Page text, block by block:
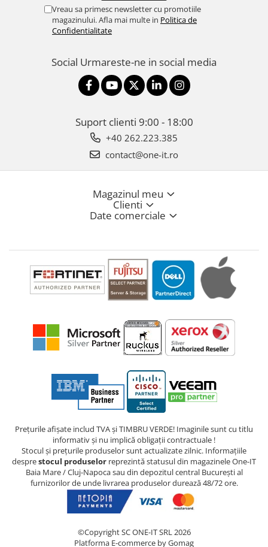
Vreau sa primesc newsletter cu promotiile
magazinului. Afla mai multe in Politica de
Confidentialitate
Social Urmareste-ne in social media
Suport clienti 9:00 - 18:00
+40 262.223.385
contact@one-it.ro
Magazinul meu
Clienti
Date comerciale
Prețurile afișate includ TVA și TIMBRU VERDE! Imaginile sunt cu titlu
informativ și nu implică obligații contractuale !
Stocul și prețurile produselor sunt actualizate zilnic. Informațiile
desprestocul produselor reprezintă statusul din magazinele One-IT
Baia Mare / Cluj-Napoca sau din depozitul central București al
furnizorilor de unde livrarea produselor durează 48/72 ore.
©Copyright SC ONE-IT SRL 2026
Platforma E-commerce by Gomag